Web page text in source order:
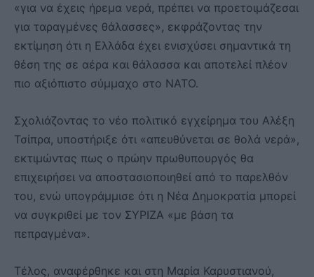
«για να έχεις ήρεμα νερά, πρέπει να προετοιμάζεσαι
για ταραγμένες θάλασσες», εκφράζοντας την
εκτίμηση ότι η Ελλάδα έχει ενισχύσει σημαντικά τη
θέση της σε αέρα και θάλασσα και αποτελεί πλέον
πιο αξιόπιστο σύμμαχο στο ΝΑΤΟ.
Σχολιάζοντας το νέο πολιτικό εγχείρημα του Αλέξη
Τσίπρα, υποστήριξε ότι «απευθύνεται σε θολά νερά»,
εκτιμώντας πως ο πρώην πρωθυπουργός θα
επιχειρήσει να αποστασιοποιηθεί από το παρελθόν
του, ενώ υπογράμμισε ότι η Νέα Δημοκρατία μπορεί
να συγκριθεί με τον ΣΥΡΙΖΑ «με βάση τα
πεπραγμένα».
Τέλος, αναφέρθηκε και στη Μαρία Καρυστιανού,